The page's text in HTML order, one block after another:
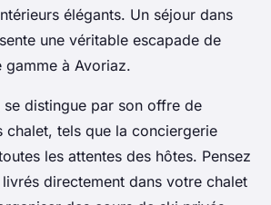
élégants. Un séjour dans
une véritable escapade de
gamme à Avoriaz.
se distingue par son offre de
chalet, tels que la conciergerie
les attentes des hôtes. Pensez
directement dans votre chalet